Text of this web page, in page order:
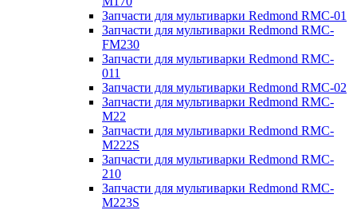
Запчасти для мультиварки Redmond RMC-01
Запчасти для мультиварки Redmond RMC-
FM230
Запчасти для мультиварки Redmond RMC-
011
Запчасти для мультиварки Redmond RMC-02
Запчасти для мультиварки Redmond RMC-
M22
Запчасти для мультиварки Redmond RMC-
M222S
Запчасти для мультиварки Redmond RMC-
210
Запчасти для мультиварки Redmond RMC-
M223S